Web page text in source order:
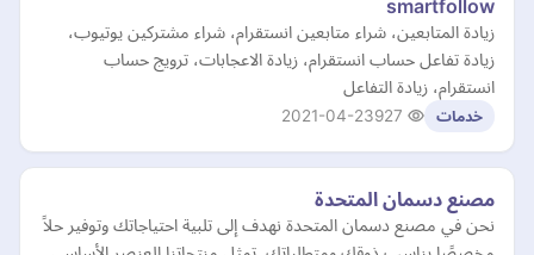
smartfollow
زيادة المتابعين، شراء متابعين انستقرام، شراء مشتركين يوتيوب،
زيادة تفاعل حساب انستقرام، زيادة الاعجابات، ترويج حساب
انستقرام، زيادة التفاعل
خدمات 2021-04-23
مصنع دسمان المتحدة
نحن في مصنع دسمان المتحدة نهدف إلى تلبية احتياجاتك وتوفير حلاً